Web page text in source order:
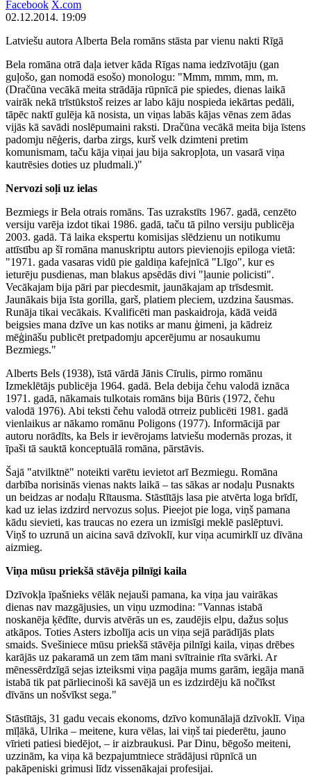
Facebook X.com
02.12.2014. 19:09
Latviešu autora Alberta Bela romāns stāsta par vienu nakti Rīgā
Bela romāna otrā daļa ietver kāda Rīgas nama iedzīvotāju (gan
guļošo, gan nomodā esošo) monologu: "Mmm, mmm, mm, m.
(Dračūna vecākā meita strādāja rūpnīcā pie spiedes, dienas laikā
vairāk nekā trīstūkstoš reizes ar labo kāju nospieda iekārtas pedāli,
tāpēc naktī gulēja kā nosista, un viņas labās kājas vēnas zem ādas
vijās kā savādi noslēpumaini raksti. Dračūna vecākā meita bija īstens
padomju nēģeris, darba zirgs, kurš velk dzimteni pretim
komunismam, taču kāja viņai jau bija sakropļota, un vasarā viņa
kautrēsies doties uz pludmali.)"
Nervozi soļi uz ielas
Bezmiegs ir Bela otrais romāns. Tas uzrakstīts 1967. gadā, cenzēto
versiju varēja izdot tikai 1986. gadā, taču tā pilno versiju publicēja
2003. gadā. Tā laika ekspertu komisijas slēdzienu un notikumu
attīstību ap šī romāna manuskriptu autors pievienojis epiloga vietā:
"1971. gada vasaras vidū pie galdiņa kafejnīcā "Līgo", kur es
ieturēju pusdienas, man blakus apsēdās divi "ļaunie policisti".
Vecākajam bija pāri par piecdesmit, jaunākajam ap trīsdesmit.
Jaunākais bija īsta gorilla, garš, platiem pleciem, uzdzina šausmas.
Runāja tikai vecākais. Kvalificēti man paskaidroja, kādā veidā
beigsies mana dzīve un kas notiks ar manu ģimeni, ja kādreiz
mēģināšu publicēt pretpadomju apcerējumu ar nosaukumu
Bezmiegs."
Alberts Bels (1938), īstā vārdā Jānis Cīrulis, pirmo romānu
Izmeklētājs publicēja 1964. gadā. Bela debija čehu valodā iznāca
1971. gadā, nākamais tulkotais romāns bija Būris (1972, čehu
valodā 1976). Abi teksti čehu valodā otrreiz publicēti 1981. gadā
vienlaikus ar nākamo romānu Poligons (1977). Informācijā par
autoru norādīts, ka Bels ir ievērojams latviešu modernās prozas, it
īpaši tā sauktā konceptuālā romāna, pārstāvis.
Šajā "atvilktnē" noteikti varētu ievietot arī Bezmiegu. Romāna
darbība norisinās vienas nakts laikā – tas sākas ar nodaļu Pusnakts
un beidzas ar nodaļu Rītausma. Stāstītājs lasa pie atvērta loga brīdī,
kad uz ielas izdzird nervozus soļus. Pieejot pie loga, viņš pamana
kādu sievieti, kas traucas no ezera un izmisīgi meklē paslēptuvi.
Viņš to uzrunā un aicina savā dzīvoklī, kur viņa acumirklī uz dīvāna
aizmieg.
Viņa mūsu priekšā stāvēja pilnīgi kaila
Dzīvokļa īpašnieks vēlāk nejauši pamana, ka viņa jau vairākas
dienas nav mazgājusies, un viņu uzmodina: "Vannas istabā
noskanēja ķēdīte, durvis atvērās un es, zaudējis elpu, dažus soļus
atkāpos. Toties Asters izbolīja acis un viņa sejā parādījās plats
smaids. Svešiniece mūsu priekšā stāvēja pilnīgi kaila, viņas drēbes
karājās uz pakaramā un zem tām mani svītrainie rīta svārki. Ar
mēnessērdzīgā sejas izteiksmi viņa pagāja mums garām, iegāja manā
istabā tik pat pārliecinoši kā savējā un es izdzirdēju kā nočīkst
dīvāns un nošvīkst sega."
Stāstītājs, 31 gadu vecais ekonoms, dzīvo komunālajā dzīvoklī. Viņa
mīļākā, Ulrika – meitene, kura vēlas, lai viņš tai piederētu, jauno
vīrieti patiesi biedējot, – ir aizbraukusi. Par Dinu, bēgošo meiteni,
uzzinām, ka viņa kā bezpajumtniece strādājusi rūpnīcā un
pakāpeniski grimusi līdz vissenākajai profesijai.